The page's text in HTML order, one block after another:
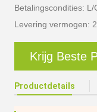
Betalingscondities: L/
Levering vermogen:
Krijg Beste
Productdetails